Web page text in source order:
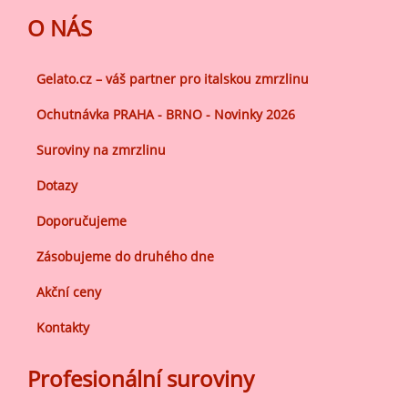
O NÁS
Gelato.cz – váš partner pro italskou zmrzlinu
Ochutnávka PRAHA - BRNO - Novinky 2026
Suroviny na zmrzlinu
Dotazy
Doporučujeme
Zásobujeme do druhého dne
Akční ceny
Kontakty
Profesionální suroviny